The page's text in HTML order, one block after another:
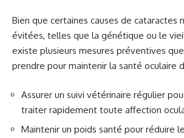
Bien que certaines causes de cataractes
évitées, telles que la génétique ou le
existe plusieurs mesures préventives
prendre pour maintenir la santé oculaire
Assurer un suivi vétérinaire régulier
traiter rapidement toute affection
Maintenir un poids santé pour réduire